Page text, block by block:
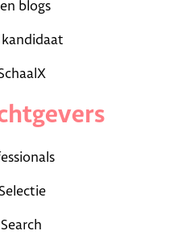
blogs
kandidaat